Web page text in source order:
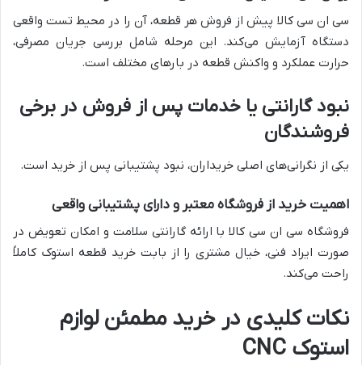
سی ان سی کالا پیش از فروش هر قطعه، آن را در محیط تست واقعی
دستگاه آزمایش می‌کند. این مرحله شامل بررسی جریان مصرفی،
حرارت عملکرد و واکنش قطعه در بارهای مختلف است.
نبود گارانتی یا خدمات پس از فروش در برخی
فروشندگان
یکی از نگرانی‌های اصلی خریداران، نبود پشتیبانی پس از خرید است.
اهمیت خرید از فروشگاه معتبر و دارای پشتیبانی واقعی
فروشگاه سی ان سی کالا با ارائه گارانتی سلامت و امکان تعویض در
صورت ایراد فنی، خیال مشتری را از بابت خرید قطعه استوک کاملاً
راحت می‌کند.
نکات کلیدی در خرید مطمئن لوازم
استوک CNC